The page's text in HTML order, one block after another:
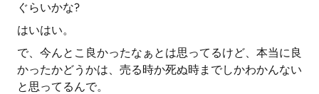
ぐらいかな?
はいはい。
で、今んとこ良かったなぁとは思ってるけど、本当に良
かったかどうかは、売る時か死ぬ時までしかわかんない
と思ってるんで。